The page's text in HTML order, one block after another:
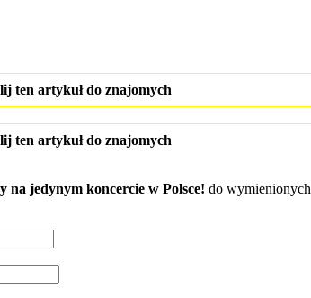
ten artykuł do znajomych
ten artykuł do znajomych
na jedynym koncercie w Polsce! do wymienionych